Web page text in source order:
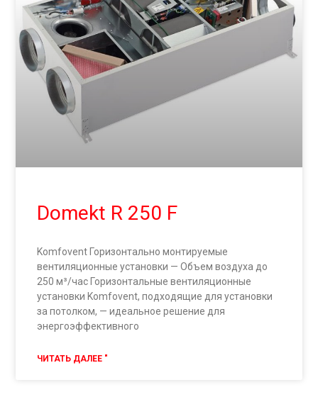
Domekt R 250 F
Komfovent Горизонтально монтируемые
вентиляционные установки — Объем воздуха до
250 м³/час Горизонтальные вентиляционные
установки Komfovent, подходящие для установки
за потолком, — идеальное решение для
энергоэффективного
ЧИТАТЬ ДАЛЕЕ "